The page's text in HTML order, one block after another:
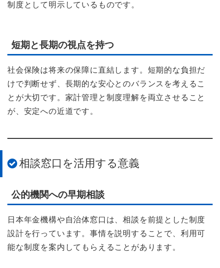
制度として明示しているものです。
短期と長期の視点を持つ
社会保険は将来の保障に直結します。短期的な負担だ
けで判断せず、長期的な安心とのバランスを考えるこ
とが大切です。家計管理と制度理解を両立させること
が、安定への近道です。
相談窓口を活用する意義
公的機関への早期相談
日本年金機構や自治体窓口は、相談を前提とした制度
設計を行っています。事情を説明することで、利用可
能な制度を案内してもらえることがあります。